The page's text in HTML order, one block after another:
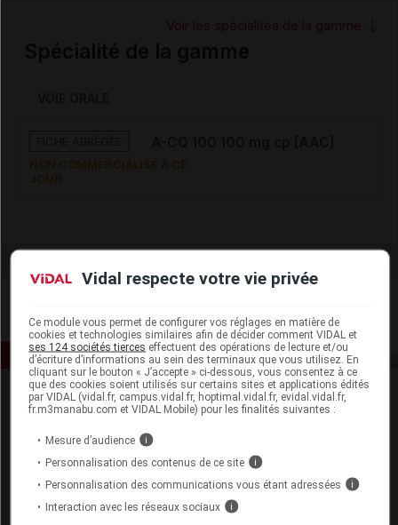
Voir les spécialités de la gamme
NON COMMERCIALISÉ À CE
JOUR
Espace produit
Vidal respecte votre vie privée
Ce module vous permet de configurer vos réglages en matière de
cookies et technologies similaires afin de décider comment VIDAL et
ses 124 sociétés tierces effectuent des opérations de lecture et/ou
d’écriture d’informations au sein des terminaux que vous utilisez. En
cliquant sur le bouton « J’accepte » ci-dessous, vous consentez à ce
que des cookies soient utilisés sur certains sites et applications édités
par VIDAL (vidal.fr, campus.vidal.fr, hoptimal.vidal.fr, evidal.vidal.fr,
fr.m3manabu.com et VIDAL Mobile) pour les finalités suivantes :
Mesure d’audience i
Personnalisation des contenus de ce site i
Personnalisation des communications vous étant adressées i
Interaction avec les réseaux sociaux i